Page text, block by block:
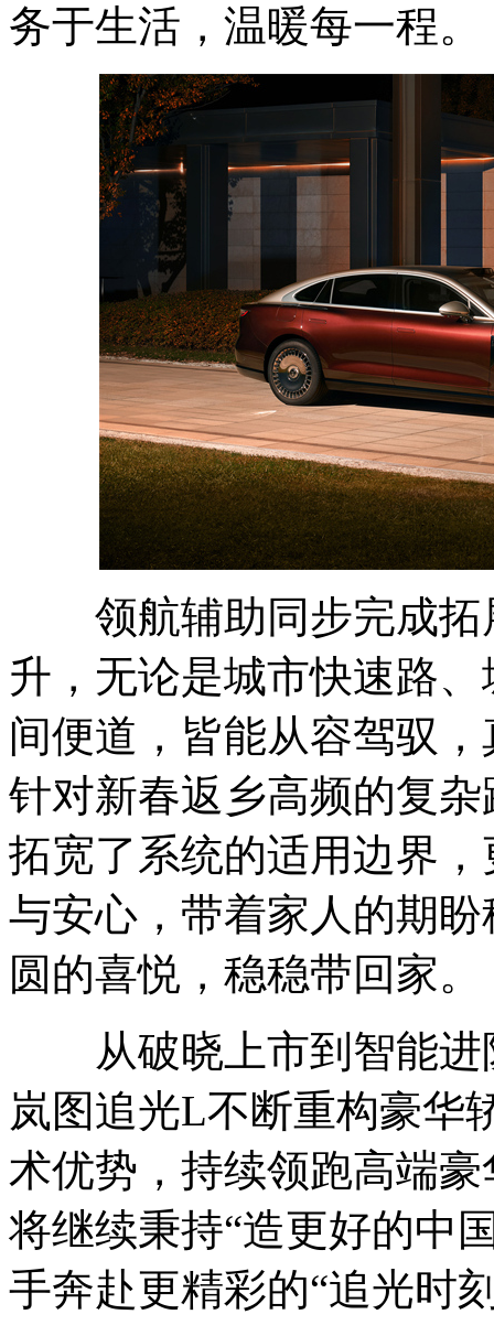
务于生活，温暖每一程。
领航辅助同步完成拓
升，无论是城市快速路
间便道，皆能从容驾驭
针对新春返乡高频的复
拓宽了系统的适用边界
与安心，带着家人的期
圆的喜悦，稳稳带回家。
从破晓上市到智能进
岚图追光L不断重构豪华
术优势，持续领跑高端
将继续秉持“造更好的中
手奔赴更精彩的“追光时